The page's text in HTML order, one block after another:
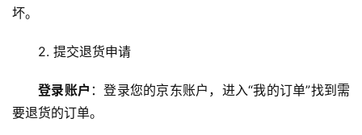
坏。
2. 提交退货申请
登录账户 ：登录您的京东账户，进入“我的订单”找到需
要退货的订单。